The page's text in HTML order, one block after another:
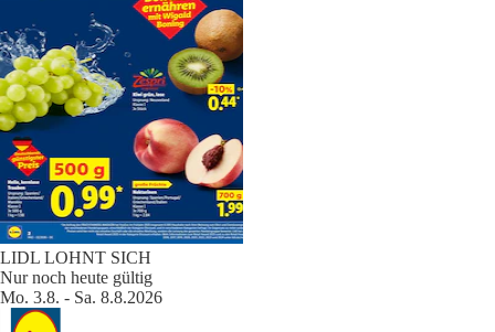
LIDL LOHNT SICH
Nur noch heute gültig
Mo. 3.8. - Sa. 8.8.2026